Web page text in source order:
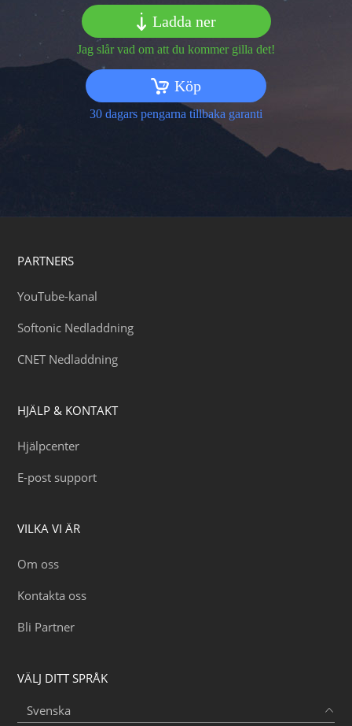
Ladda ner
Jag slår vad om att du kommer gilla det!
Köp
30 dagars pengarna tillbaka garanti
PARTNERS
YouTube-kanal
Softonic Nedladdning
CNET Nedladdning
HJÄLP & KONTAKT
Hjälpcenter
E-post support
VILKA VI ÄR
Om oss
Kontakta oss
Bli Partner
VÄLJ DITT SPRÅK